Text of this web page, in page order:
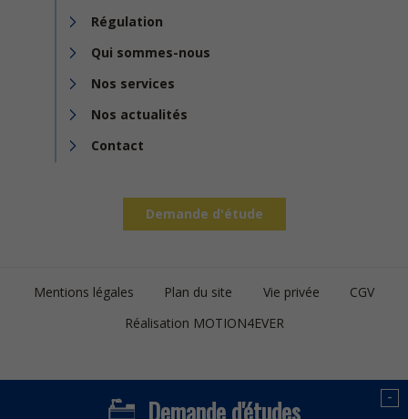
Régulation
Qui sommes-nous
Nos services
Nos actualités
Contact
Demande d'étude
Footer
Mentions légales Plan du site Vie privée
CGV
Réalisation MOTION4EVER
-
Demande d'études